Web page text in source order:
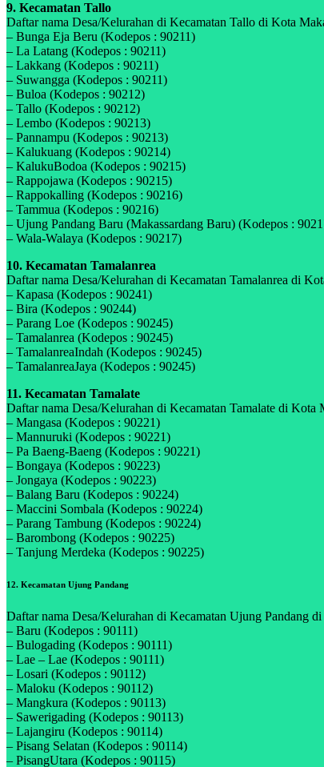
9. Kecamatan Tallo
Daftar nama Desa/Kelurahan di Kecamatan Tallo di Kota
– Bunga Eja Beru (Kodepos : 90211)
– La Latang (Kodepos : 90211)
– Lakkang (Kodepos : 90211)
– Suwangga (Kodepos : 90211)
– Buloa (Kodepos : 90212)
– Tallo (Kodepos : 90212)
– Lembo (Kodepos : 90213)
– Pannampu (Kodepos : 90213)
– Kalukuang (Kodepos : 90214)
– KalukuBodoa (Kodepos : 90215)
– Rappojawa (Kodepos : 90215)
– Rappokalling (Kodepos : 90216)
– Tammua (Kodepos : 90216)
– Ujung Pandang Baru (Makassardang Baru) (Kodepos :
– Wala-Walaya (Kodepos : 90217)
10. Kecamatan Tamalanrea
Daftar nama Desa/Kelurahan di Kecamatan Tamalanrea di
– Kapasa (Kodepos : 90241)
– Bira (Kodepos : 90244)
– Parang Loe (Kodepos : 90245)
– Tamalanrea (Kodepos : 90245)
– TamalanreaIndah (Kodepos : 90245)
– TamalanreaJaya (Kodepos : 90245)
11. Kecamatan Tamalate
Daftar nama Desa/Kelurahan di Kecamatan Tamalate di Kota
– Mangasa (Kodepos : 90221)
– Mannuruki (Kodepos : 90221)
– Pa Baeng-Baeng (Kodepos : 90221)
– Bongaya (Kodepos : 90223)
– Jongaya (Kodepos : 90223)
– Balang Baru (Kodepos : 90224)
– Maccini Sombala (Kodepos : 90224)
– Parang Tambung (Kodepos : 90224)
– Barombong (Kodepos : 90225)
– Tanjung Merdeka (Kodepos : 90225)
12. Kecamatan Ujung Pandang
Daftar nama Desa/Kelurahan di Kecamatan Ujung Pandang
– Baru (Kodepos : 90111)
– Bulogading (Kodepos : 90111)
– Lae – Lae (Kodepos : 90111)
– Losari (Kodepos : 90112)
– Maloku (Kodepos : 90112)
– Mangkura (Kodepos : 90113)
– Sawerigading (Kodepos : 90113)
– Lajangiru (Kodepos : 90114)
– Pisang Selatan (Kodepos : 90114)
– PisangUtara (Kodepos : 90115)